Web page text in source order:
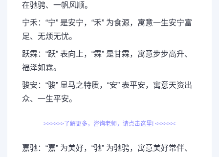
在驰骋、一帆风顺。
宁禾：“宁” 是安宁，“禾” 为食源，寓意一生安宁富
足、无烦无忧。
跃霖：“跃” 表向上，“霖” 是甘霖，寓意步步高升、
福泽如霖。
骏安：“骏” 显马之特质，“安” 表平安，寓意天资出
众、一生平安。
>>>>>>了解更多，咨询老师，请点击这里! <<<<<<
嘉驰：“嘉” 为美好，“驰” 为驰骋，寓意美好常伴、